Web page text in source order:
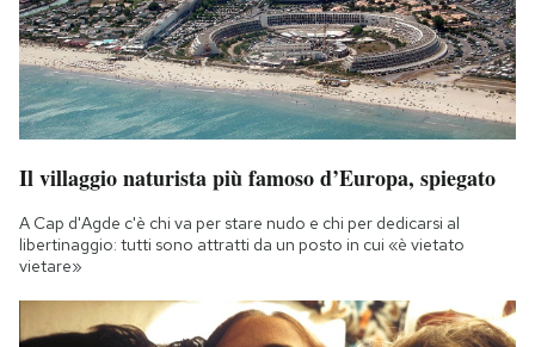
Regala il Post
Hai bisogno di aiuto?
Esci
Il villaggio naturista più famoso d’Europa, spiegato
A Cap d'Agde c'è chi va per stare nudo e chi per dedicarsi al
libertinaggio: tutti sono attratti da un posto in cui «è vietato
vietare»